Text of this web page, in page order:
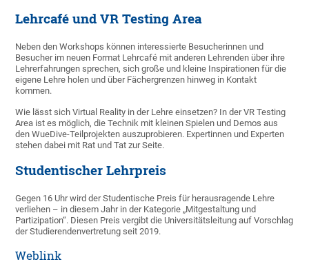
Lehrcafé und VR Testing Area
Neben den Workshops können interessierte Besucherinnen und
Besucher im neuen Format Lehrcafé mit anderen Lehrenden über ihre
Lehrerfahrungen sprechen, sich große und kleine Inspirationen für die
eigene Lehre holen und über Fächergrenzen hinweg in Kontakt
kommen.
Wie lässt sich Virtual Reality in der Lehre einsetzen? In der VR Testing
Area ist es möglich, die Technik mit kleinen Spielen und Demos aus
den WueDive-Teilprojekten auszuprobieren. Expertinnen und Experten
stehen dabei mit Rat und Tat zur Seite.
Studentischer Lehrpreis
Gegen 16 Uhr wird der Studentische Preis für herausragende Lehre
verliehen – in diesem Jahr in der Kategorie „Mitgestaltung und
Partizipation“. Diesen Preis vergibt die Universitätsleitung auf Vorschlag
der Studierendenvertretung seit 2019.
Weblink